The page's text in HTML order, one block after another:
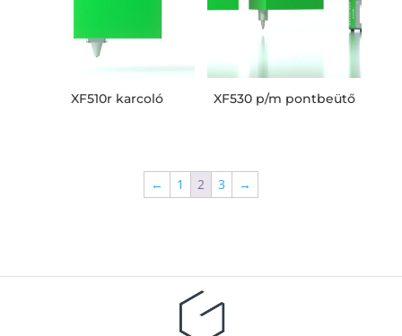
XF510r karcoló XF530 p/m pontbeütő
← 1 2 3 →